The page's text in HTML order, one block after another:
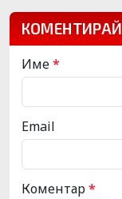
КОМЕНТИРАЙ
Име*
Email
Коментар*